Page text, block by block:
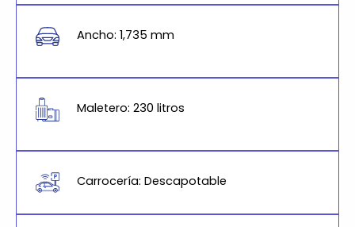
Ancho: 1,735 mm
Maletero: 230 litros
Carrocería: Descapotable